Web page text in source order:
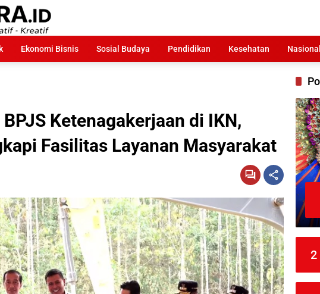
Ekonomi Bisnis Sosial Budaya Pendidikan Kesehatan Nasional
Ketenagakerjaan di IKN,
Fasilitas Layanan Masyarakat
2